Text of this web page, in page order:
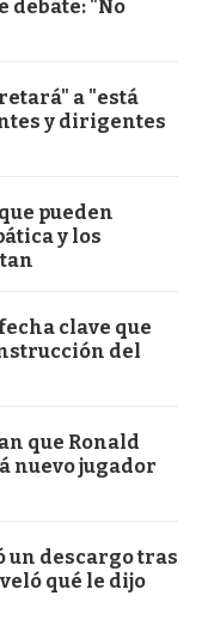
debate: "No
a "está
y dirigentes
pueden
y los
clave que
del
que Ronald
nuevo jugador
un descargo tras
qué le dijo